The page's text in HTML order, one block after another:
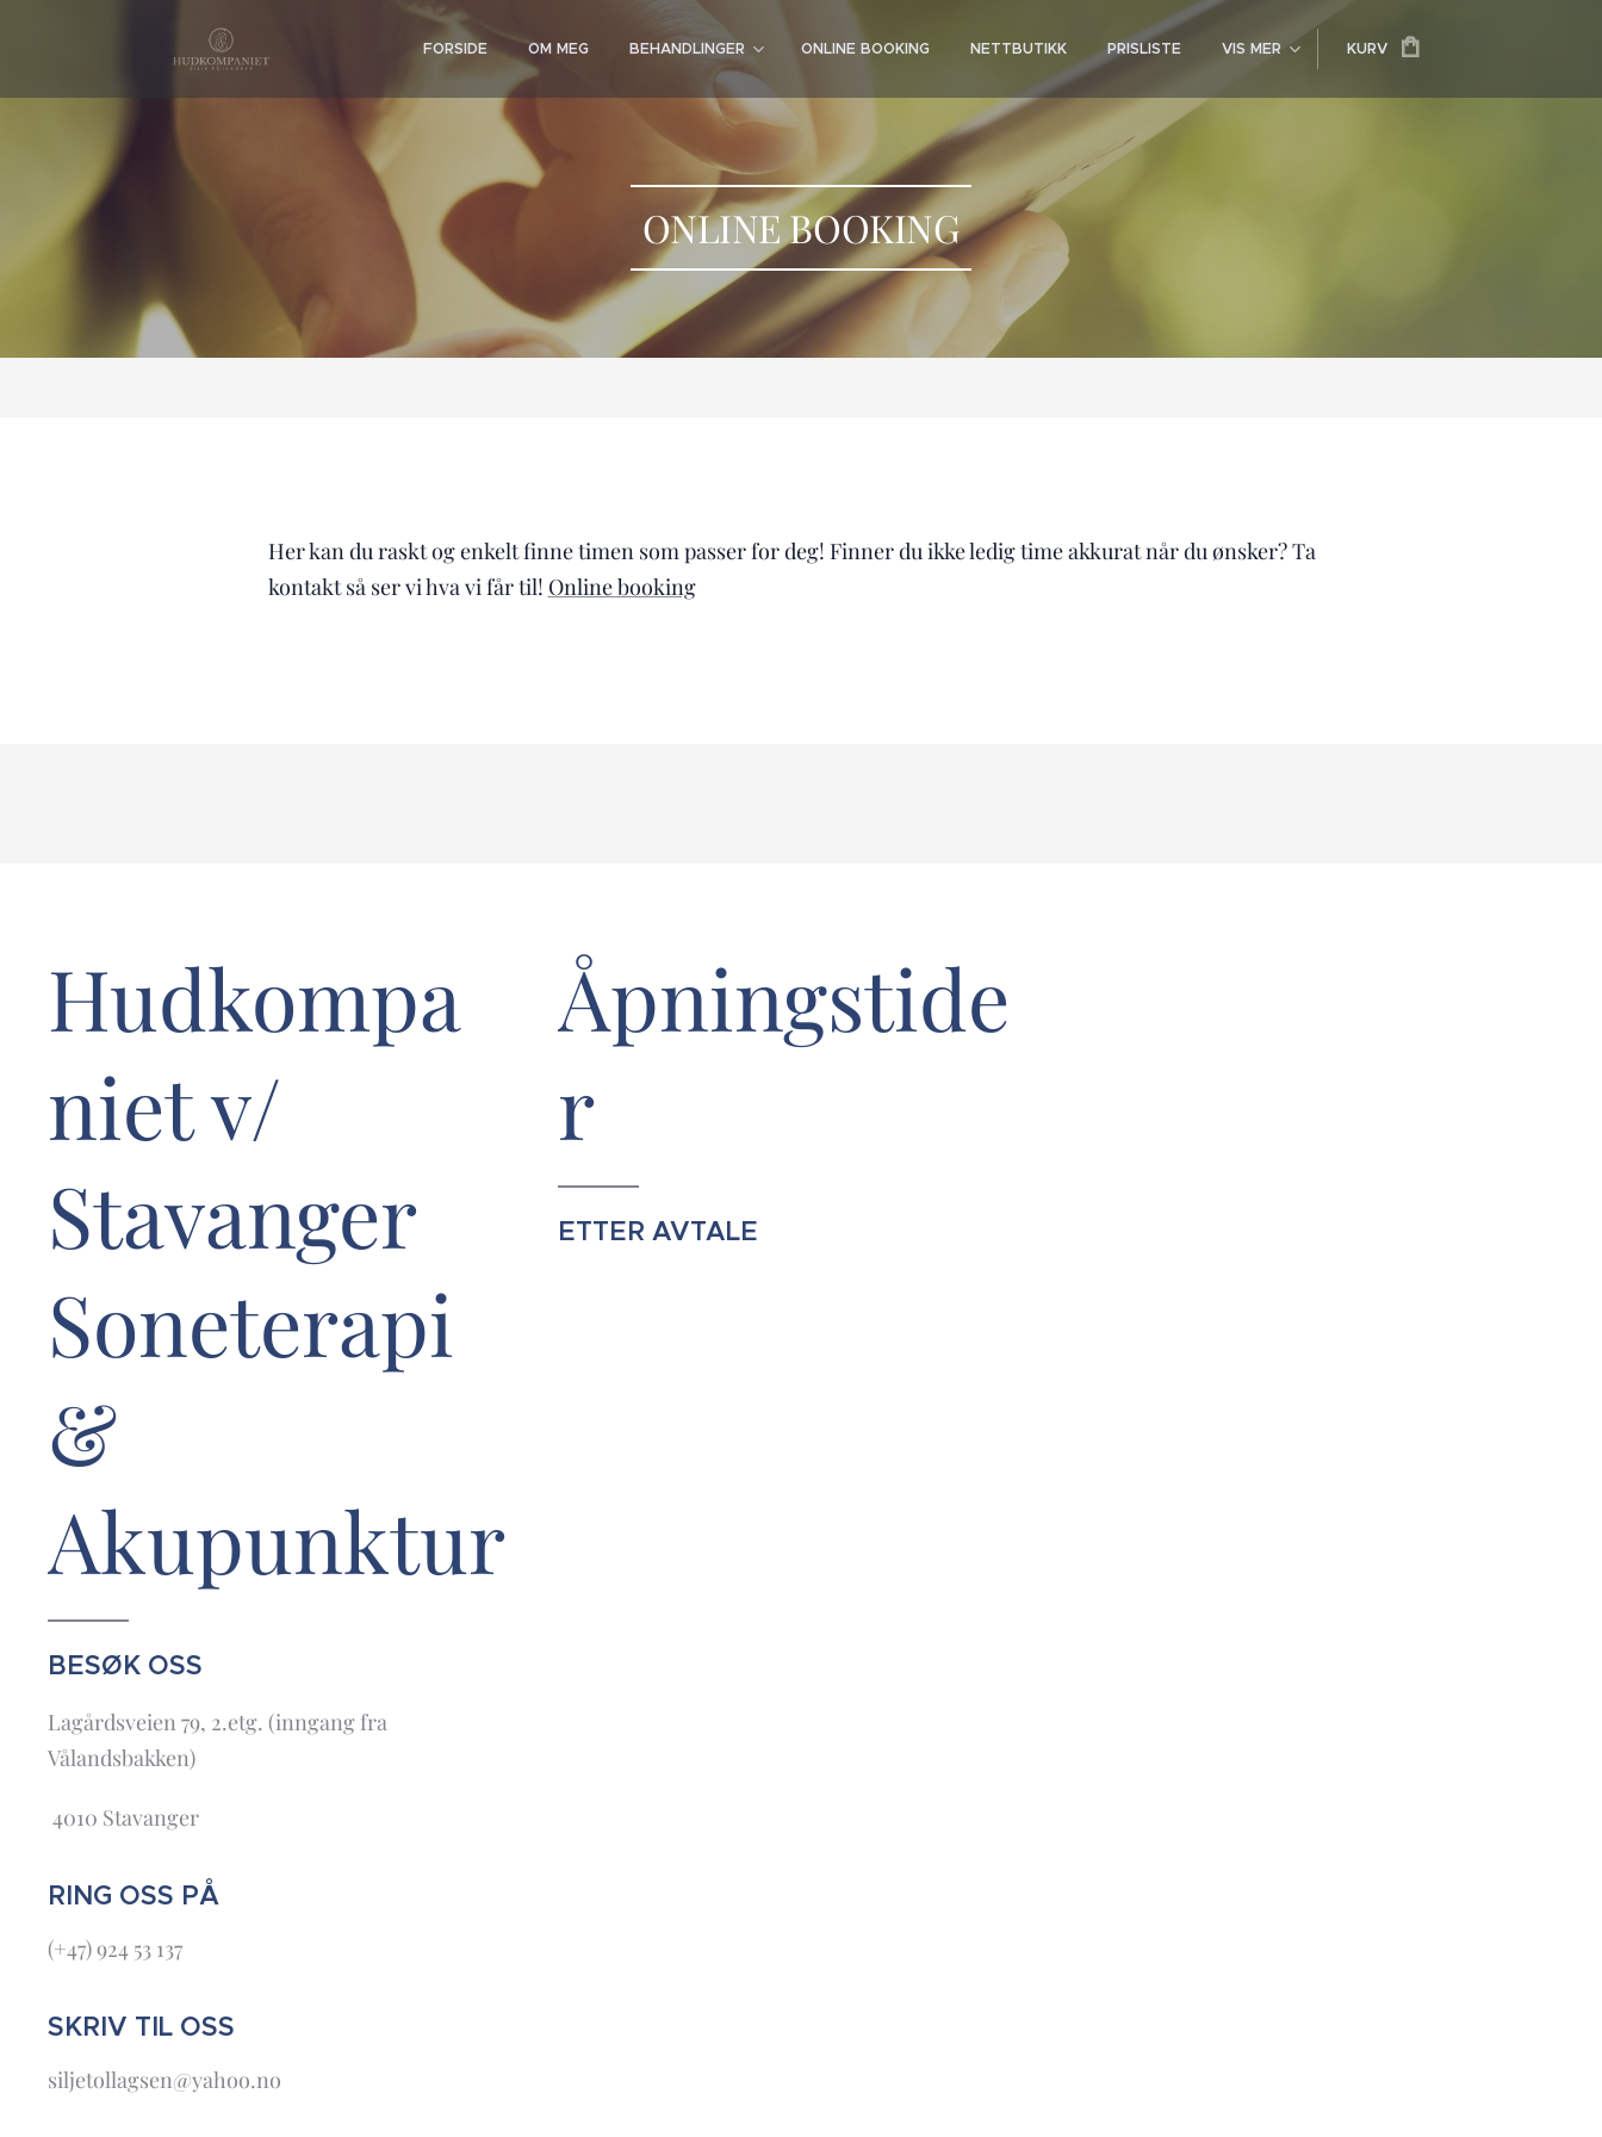
FORSIDE OM MEG BEHANDLINGER ONLINE BOOKING NETTBUTIKK PRISLISTE VIS MER KURV
ONLINE BOOKING
Her kan du raskt og enkelt finne timen som passer for deg! Finner du ikke ledig time akkurat når du ønsker? Ta
kontakt så ser vi hva vi får til! Online booking
Hudkompa
niet v/
Stavanger
Soneterapi
&
Akupunktur
BESØK OSS
Lagårdsveien 79, 2.etg. (inngang fra
Vålandsbakken)
4010 Stavanger
RING OSS PÅ
(+47) 924 53 137
SKRIV TIL OSS
siljetollagsen@yahoo.no
Åpningstide
r
ETTER AVTALE